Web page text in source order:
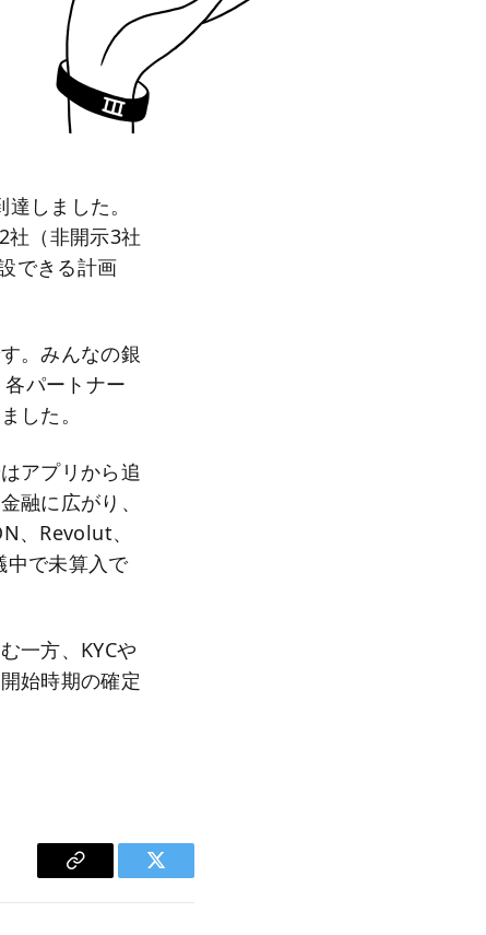
しました。
社（非開示3社
できる計画
。みんなの銀
パートナー
した。
アプリから追
融に広がり、
、Revolut、
中で未算入で
一方、KYCや
始時期の確定
Copy
Twitter